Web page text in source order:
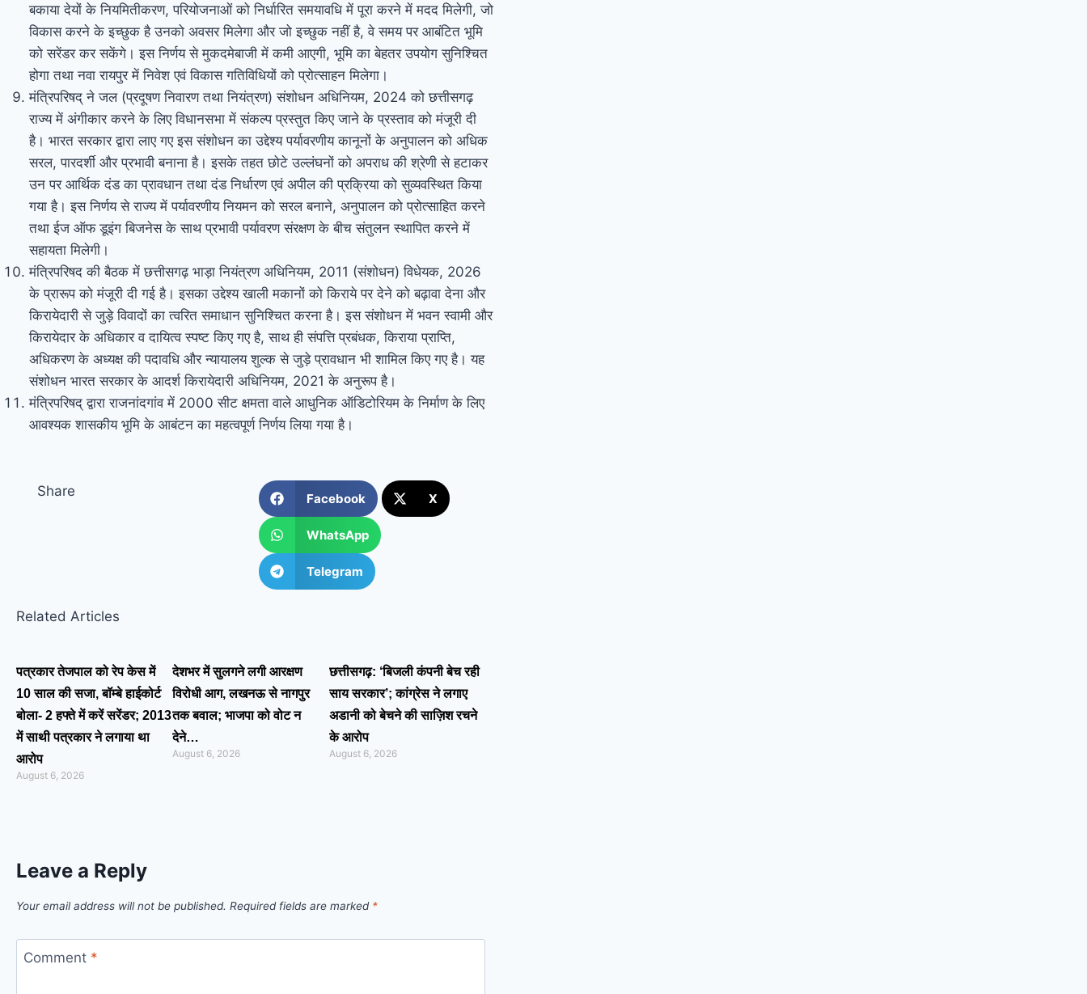
बकाया देयों के नियमितीकरण, परियोजनाओं को निर्धारित समयावधि में पूरा करने में मदद मिलेगी, जो
विकास करने के इच्छुक है उनको अवसर मिलेगा और जो इच्छुक नहीं है, वे समय पर आबंटित भूमि
को सरेंडर कर सकेंगे। इस निर्णय से मुकदमेबाजी में कमी आएगी, भूमि का बेहतर उपयोग सुनिश्चित
होगा तथा नवा रायपुर में निवेश एवं विकास गतिविधियों को प्रोत्साहन मिलेगा।
मंत्रिपरिषद् ने जल (प्रदूषण निवारण तथा नियंत्रण) संशोधन अधिनियम, 2024 को छत्तीसगढ़
राज्य में अंगीकार करने के लिए विधानसभा में संकल्प प्रस्तुत किए जाने के प्रस्ताव को मंजूरी दी
है। भारत सरकार द्वारा लाए गए इस संशोधन का उद्देश्य पर्यावरणीय कानूनों के अनुपालन को अधिक
सरल, पारदर्शी और प्रभावी बनाना है। इसके तहत छोटे उल्लंघनों को अपराध की श्रेणी से हटाकर
उन पर आर्थिक दंड का प्रावधान तथा दंड निर्धारण एवं अपील की प्रक्रिया को सुव्यवस्थित किया
गया है। इस निर्णय से राज्य में पर्यावरणीय नियमन को सरल बनाने, अनुपालन को प्रोत्साहित करने
तथा ईज ऑफ डूइंग बिजनेस के साथ प्रभावी पर्यावरण संरक्षण के बीच संतुलन स्थापित करने में
सहायता मिलेगी।
मंत्रिपरिषद की बैठक में छत्तीसगढ़ भाड़ा नियंत्रण अधिनियम, 2011 (संशोधन) विधेयक, 2026
के प्रारूप को मंजूरी दी गई है। इसका उद्देश्य खाली मकानों को किराये पर देने को बढ़ावा देना और
किरायेदारी से जुड़े विवादों का त्वरित समाधान सुनिश्चित करना है। इस संशोधन में भवन स्वामी और
किरायेदार के अधिकार व दायित्व स्पष्ट किए गए है, साथ ही संपत्ति प्रबंधक, किराया प्राप्ति,
अधिकरण के अध्यक्ष की पदावधि और न्यायालय शुल्क से जुड़े प्रावधान भी शामिल किए गए है। यह
संशोधन भारत सरकार के आदर्श किरायेदारी अधिनियम, 2021 के अनुरूप है।
मंत्रिपरिषद् द्वारा राजनांदगांव में 2000 सीट क्षमता वाले आधुनिक ऑडिटोरियम के निर्माण के लिए
आवश्यक शासकीय भूमि के आबंटन का महत्वपूर्ण निर्णय लिया गया है।
Share Facebook X
WhatsApp
Telegram
Related Articles
पत्रकार तेजपाल को रेप केस में
10 साल की सजा, बॉम्बे हाईकोर्ट
बोला- 2 हफ्ते में करें सरेंडर; 2013
में साथी पत्रकार ने लगाया था
आरोप
August 6, 2026
देशभर में सुलगने लगी आरक्षण
विरोधी आग, लखनऊ से नागपुर
तक बवाल; भाजपा को वोट न
देने…
August 6, 2026
छत्तीसगढ़: ‘बिजली कंपनी बेच रही
साय सरकार’; कांग्रेस ने लगाए
अडानी को बेचने की साज़िश रचने
के आरोप
August 6, 2026
Leave a Reply
Your email address will not be published. Required fields are marked *
Comment *